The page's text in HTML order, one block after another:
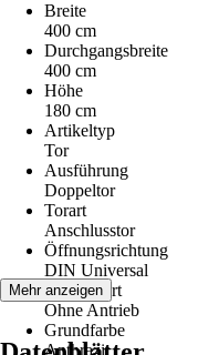
Breite
400 cm
Durchgangsbreite
400 cm
Höhe
180 cm
Artikeltyp
Tor
Ausführung
Doppeltor
Torart
Anschlusstor
Öffnungsrichtung
DIN Universal
Antriebsart
Ohne Antrieb
Grundfarbe
Anthrazit
Mehr anzeigen